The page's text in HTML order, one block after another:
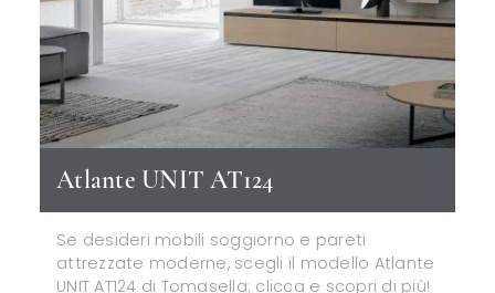
Atlante UNIT AT124
Se desideri mobili soggiorno e pareti
attrezzate moderne, scegli il modello Atlante
UNIT AT124 di Tomasella: clicca e scopri di più!